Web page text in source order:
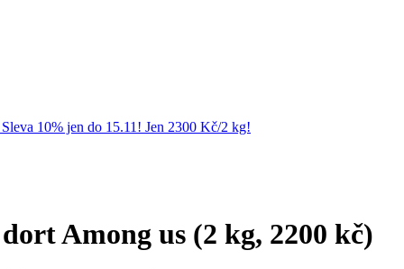
10% jen do 15.11! Jen 2300 Kč/2 kg!
Among us (2 kg, 2200 kč)